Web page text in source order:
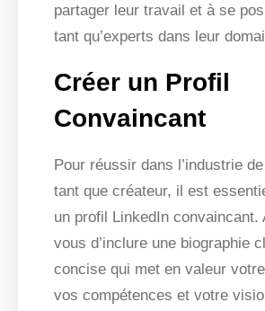
partager leur travail et à se
tant qu’experts dans leur
Créer un Profil
Convaincant
Pour réussir dans l’industrie
tant que créateur, il est
un profil LinkedIn convaincant.
vous d’inclure une biographie
concise qui met en valeur
vos compétences et votre